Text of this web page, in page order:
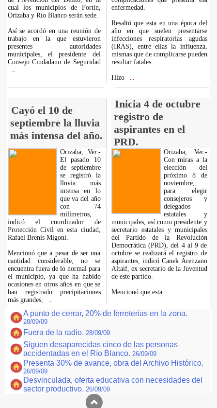
cual los municipios de Fortín,
Orizaba y Río Blanco serán sede.
Así se acordó en una reunión de
trabajo en la que estuvieron
presentes autoridades
municipales, el presidente del
Consejo Ciudadano de Seguridad
enfermedad.
Resaltó que esta en una época del
año en que suelen presentarse
infecciones respiratorias agudas
(IRAS), entre ellas la influenza,
mismas que de complicarse pueden
resultar fatales.
Hizo
Cayó el 10 de
septiembre la lluvia
más intensa del año.
Inicia 4 de octubre
registro de
aspirantes en el
PRD.
Orizaba, Ver.-
El pasado 10
de septiembre
se registró la
lluvia más
intensa en lo
que va del año
con 74
milímetros,
indicó el coordinador de
Protección Civil en esta ciudad,
Rafael Brenis Migoni.
Mencionó que a pesar de ser una
cantidad considerable, no se
encuentra fuera de lo normal para
el municipio, ya que ha habido
ocasiones en otros años en que se
han registrado precipitaciones
más grandes,
Orizaba, Ver.-
Con miras a la
elección del
próximo 8 de
noviembre,
para elegir
consejeros y
delegados
estatales y
municipales, así como presidente y
secretario estatales y municipales
del Partido de la Revolución
Democrática (PRD), del 4 al 9 de
octubre se realizará el registro de
aspirantes, indicó Canek Arenzano
Altaif, ex secretario de la Juventud
de este partido.
Mencionó que esta
A punto de cerrar, 20% de ferreterías en la zona.
28/09/09
Fuera de la radio. 28/09/09
Siguen desaparecidas cinco de las personas
accidentadas en el Río Blanco. 26/09/09
Presenta 30% de avance, obra del Archivo Histórico.
26/09/09
Desvinculada, oferta educativa con necesidades del
sector productivo. 26/09/09